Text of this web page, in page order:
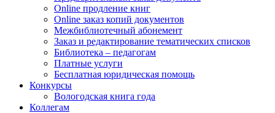
Online продление книг
Online заказ копий документов
Межбиблиотечный абонемент
Заказ и редактирование тематических списков
Библиотека – педагогам
Платные услуги
Бесплатная юридическая помощь
Конкурсы
Вологодская книга года
Коллегам